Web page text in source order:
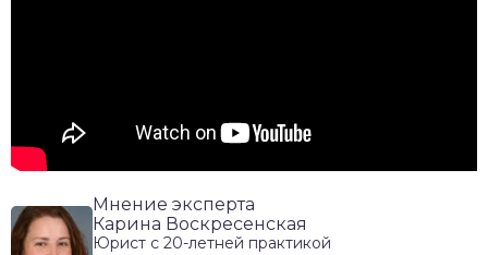
Мнение эксперта
Карина Воскресенская
Юрист с 20-летней практикой